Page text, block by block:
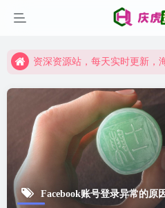
资深资源站，每天实时更新，
资深资源站，每天实时更新，
Facebook账号登录异常的原